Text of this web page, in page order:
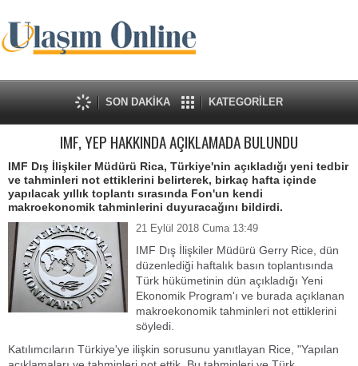
SON DAKİKA KATEGORİLER
IMF, YEP HAKKINDA AÇIKLAMADA BULUNDU
IMF Dış İlişkiler Müdürü Rica, Türkiye'nin açıkladığı yeni tedbir
ve tahminleri not ettiklerini belirterek, birkaç hafta içinde
yapılacak yıllık toplantı sırasında Fon'un kendi
makroekonomik tahminlerini duyuracağını bildirdi.
21 Eylül 2018 Cuma 13:49
IMF Dış İlişkiler Müdürü Gerry Rice, dün
düzenlediği haftalık basın toplantısında
Türk hükümetinin dün açıkladığı Yeni
Ekonomik Program'ı ve burada açıklanan
makroekonomik tahminleri not ettiklerini
söyledi.
Katılımcıların Türkiye'ye ilişkin sorusunu yanıtlayan Rice, "Yapılan